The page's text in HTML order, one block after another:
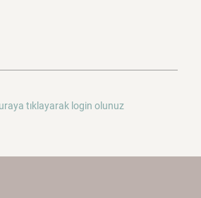
tıklayarak login olunuz